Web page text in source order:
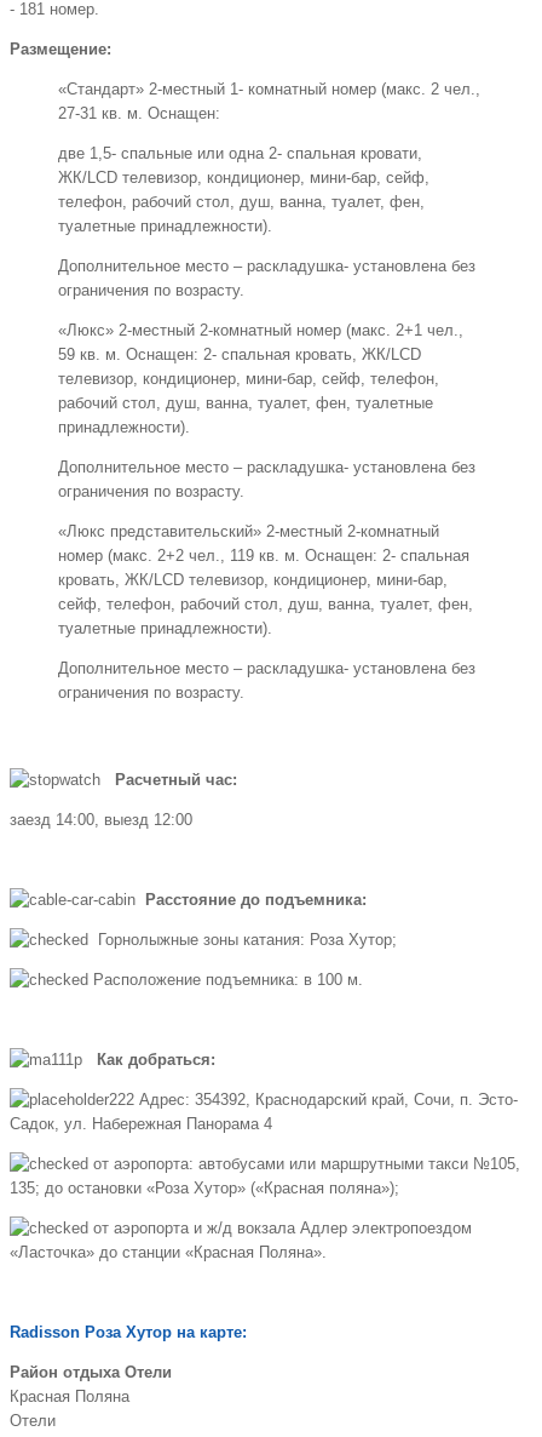
- 181 номер.
Размещение:
«Стандарт» 2-местный 1- комнатный номер (макс. 2 чел.,
27-31 кв. м. Оснащен:
две 1,5- спальные или одна 2- спальная кровати,
ЖК/LCD телевизор, кондиционер, мини-бар, сейф,
телефон, рабочий стол, душ, ванна, туалет, фен,
туалетные принадлежности).
Дополнительное место – раскладушка- установлена без
ограничения по возрасту.
«Люкс» 2-местный 2-комнатный номер (макс. 2+1 чел.,
59 кв. м. Оснащен: 2- спальная кровать, ЖК/LCD
телевизор, кондиционер, мини-бар, сейф, телефон,
рабочий стол, душ, ванна, туалет, фен, туалетные
принадлежности).
Дополнительное место – раскладушка- установлена без
ограничения по возрасту.
«Люкс представительский» 2-местный 2-комнатный
номер (макс. 2+2 чел., 119 кв. м. Оснащен: 2- спальная
кровать, ЖК/LCD телевизор, кондиционер, мини-бар,
сейф, телефон, рабочий стол, душ, ванна, туалет, фен,
туалетные принадлежности).
Дополнительное место – раскладушка- установлена без
ограничения по возрасту.
Расчетный час:
заезд 14:00, выезд 12:00
Расстояние до подъемника:
Горнолыжные зоны катания: Роза Хутор;
Расположение подъемника: в 100 м.
Как добраться:
Адрес: 354392, Краснодарский край, Сочи, п. Эсто-
Садок, ул. Набережная Панорама 4
от аэропорта: автобусами или маршрутными такси №105,
135; до остановки «Роза Хутор» («Красная поляна»);
от аэропорта и ж/д вокзала Адлер электропоездом
«Ласточка» до станции «Красная Поляна».
Radisson Роза Хутор на карте:
Район отдыха Отели
Красная Поляна
Отели